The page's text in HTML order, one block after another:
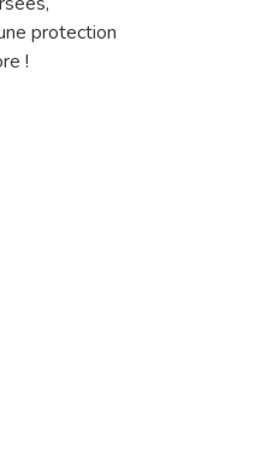
protection
!